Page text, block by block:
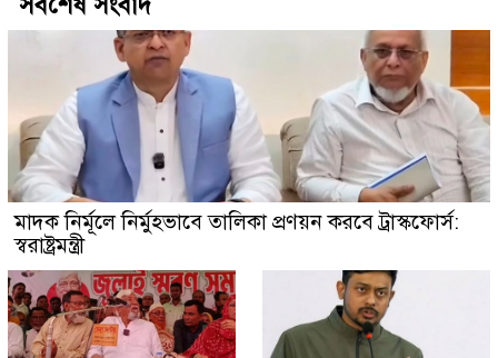
মাদক নির্মূলে নির্মুহভাবে তালিকা প্রণয়ন করবে ট্রাস্কফোর্স:
স্বরাষ্ট্রমন্ত্রী